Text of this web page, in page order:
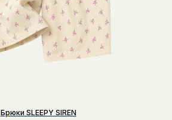
Брюки SLEEPY SIREN